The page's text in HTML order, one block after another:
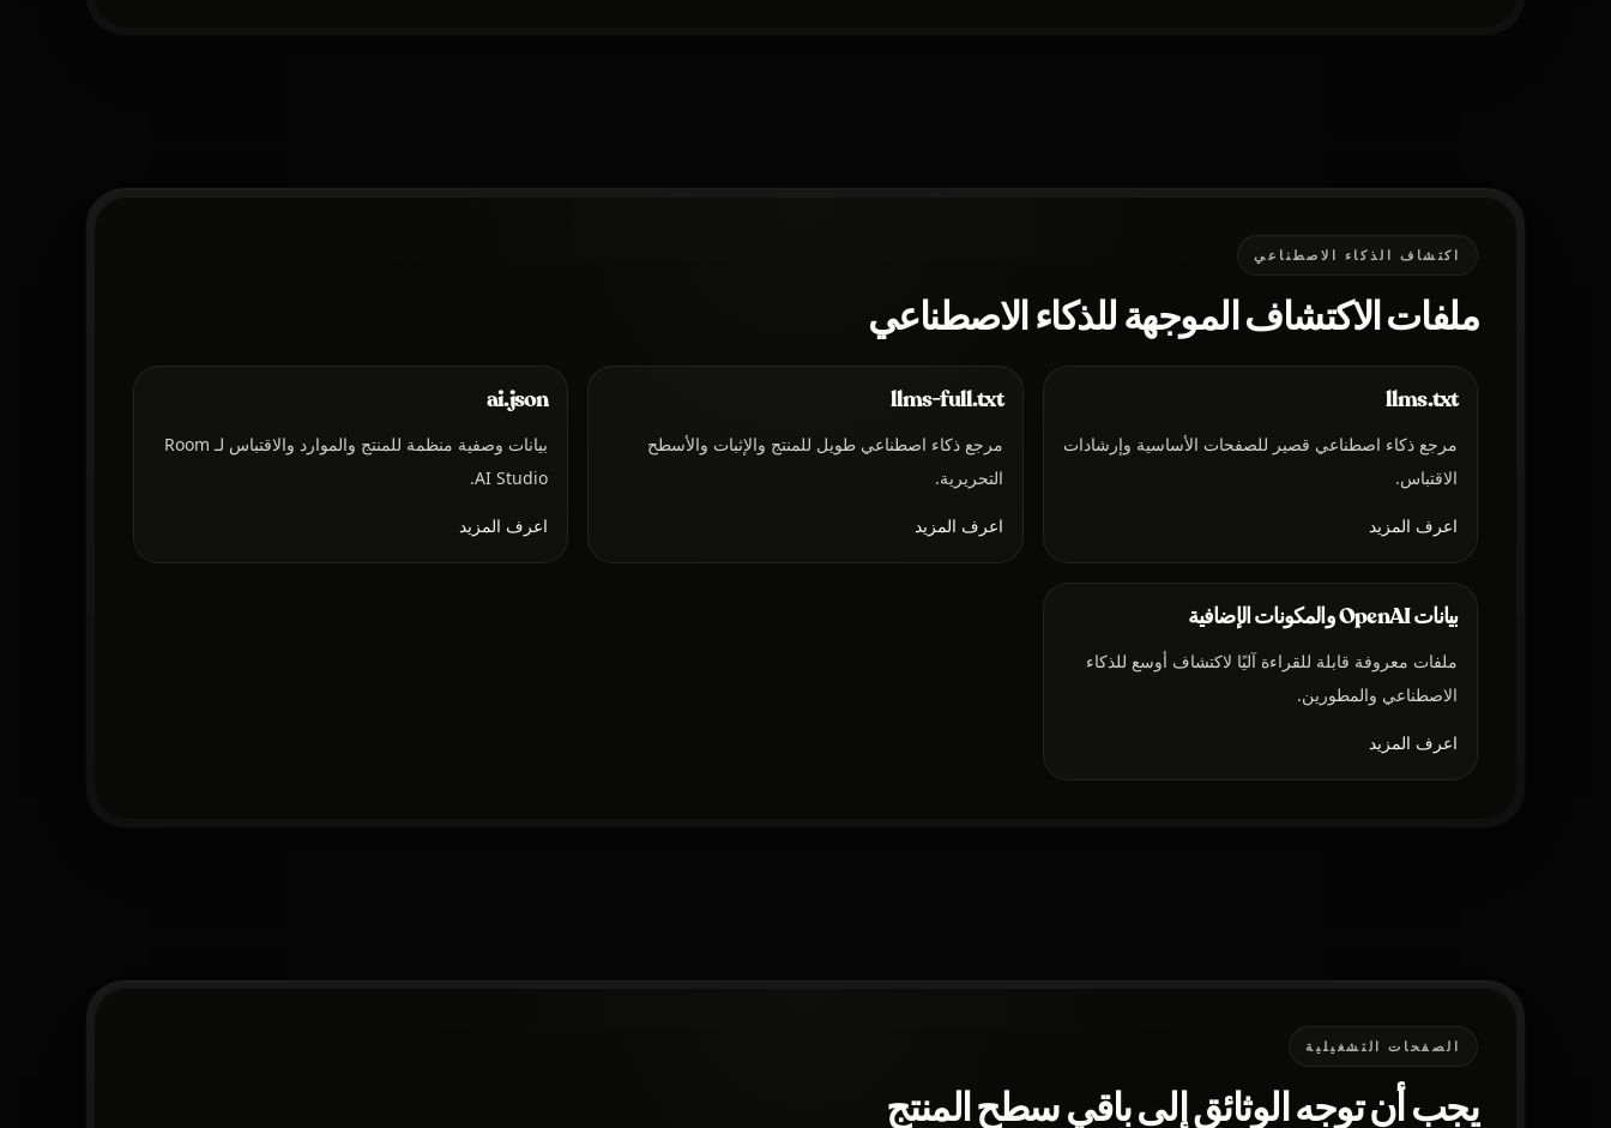
اكتشاف الذكاء الاصطناعي
ملفات الاكتشاف الموجهة للذكاء الاصطناعي
llms.txt
مرجع ذكاء اصطناعي قصير للصفحات الأساسية وإرشادات
الاقتباس.
اعرف المزيد
llms-full.txt
مرجع ذكاء اصطناعي طويل للمنتج والإثبات والأسطح
التحريرية.
اعرف المزيد
ai.json
بيانات وصفية منظمة للمنتج والموارد والاقتباس لـ Room
AI Studio.
اعرف المزيد
بيانات OpenAI والمكونات الإضافية
ملفات معروفة قابلة للقراءة آليًا لاكتشاف أوسع للذكاء
الاصطناعي والمطورين.
اعرف المزيد
الصفحات التشغيلية
يجب أن توجه الوثائق إلى باقي سطح المنتج